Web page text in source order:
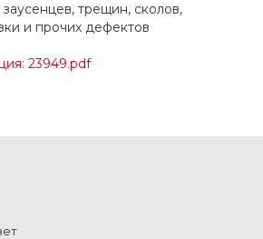
трещин, сколов,
и прочих дефектов
23949.pdf